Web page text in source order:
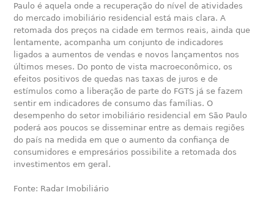
Paulo é aquela onde a recuperação do nível de atividades
do mercado imobiliário residencial está mais clara. A
retomada dos preços na cidade em termos reais, ainda que
lentamente, acompanha um conjunto de indicadores
ligados a aumentos de vendas e novos lançamentos nos
últimos meses. Do ponto de vista macroeconômico, os
efeitos positivos de quedas nas taxas de juros e de
estímulos como a liberação de parte do FGTS já se fazem
sentir em indicadores de consumo das famílias. O
desempenho do setor imobiliário residencial em São Paulo
poderá aos poucos se disseminar entre as demais regiões
do país na medida em que o aumento da confiança de
consumidores e empresários possibilite a retomada dos
investimentos em geral.
Fonte: Radar Imobiliário